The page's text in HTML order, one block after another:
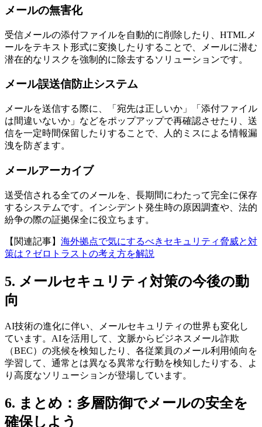
メールの無害化
受信メールの添付ファイルを自動的に削除したり、HTMLメ
ールをテキスト形式に変換したりすることで、メールに潜む
潜在的なリスクを強制的に除去するソリューションです。
メール誤送信防止システム
メールを送信する際に、「宛先は正しいか」「添付ファイル
は間違いないか」などをポップアップで再確認させたり、送
信を一定時間保留したりすることで、人的ミスによる情報漏
洩を防ぎます。
メールアーカイブ
送受信される全てのメールを、長期間にわたって完全に保存
するシステムです。インシデント発生時の原因調査や、法的
紛争の際の証拠保全に役立ちます。
【関連記事】 海外拠点で気にするべきセキュリティ脅威と対
策は？ゼロトラストの考え方を解説
5. メールセキュリティ対策の今後の動
向
AI技術の進化に伴い、メールセキュリティの世界も変化し
ています。AIを活用して、文脈からビジネスメール詐欺
（BEC）の兆候を検知したり、各従業員のメール利用傾向を
学習して、通常とは異なる異常な行動を検知したりする、よ
り高度なソリューションが登場しています。
6. まとめ：多層防御でメールの安全を
確保しよう